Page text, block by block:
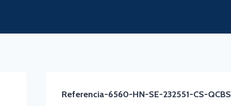
Referencia-6560-HN-SE-232551-CS-QCBS